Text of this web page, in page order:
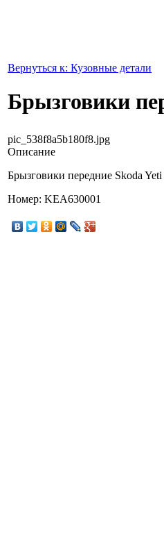
Вернуться к: Кузовные детали
Брызговики
pic_538f8a5b180f8.jpg
Описание
Брызговики передние Skoda
Номер: KEA630001